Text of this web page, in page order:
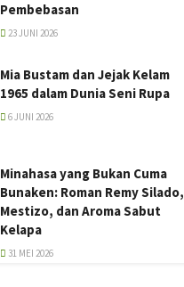
Pembebasan
23 JUNI 2026
Mia Bustam dan Jejak Kelam
1965 dalam Dunia Seni Rupa
6 JUNI 2026
Minahasa yang Bukan Cuma
Bunaken: Roman Remy Silado,
Mestizo, dan Aroma Sabut
Kelapa
31 MEI 2026